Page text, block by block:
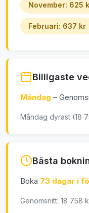
November: 625
Februari: 637 kr
Billigaste
Måndag –
Måndag dyrast (18
Bästa
Boka 73 dagar i
Genomsnitt: 18 758